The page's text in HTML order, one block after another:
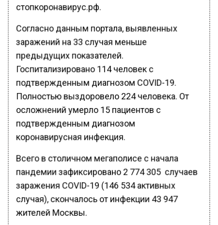
стопкоронавирус.рф.
Согласно данным портала, выявленных
заражений на 33 случая меньше
предыдущих показателей.
Госпитализировано 114 человек с
подтвержденным диагнозом COVID-19.
Полностью выздоровело 224 человека. От
осложнений умерло 15 пациентов с
подтвержденным диагнозом
коронавирусная инфекция.
Всего в столичном мегаполисе с начала
пандемии зафиксировано 2 774 305 случаев
заражения COVID-19 (146 534 активных
случая), скончалось от инфекции 43 947
жителей Москвы.